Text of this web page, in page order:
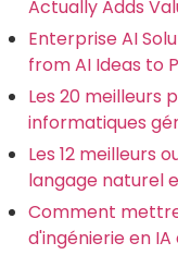
Actually Adds
Enterprise AI
from AI Ideas to
Les 20 meilleurs
informatiques
Les 12 meilleurs
langage naturel
Comment
d'ingénierie en